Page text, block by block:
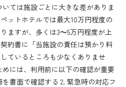
ては施設ごとに大きな差がありま
ットホテルでは最大10万円程度の
ますが、多くは3〜5万円程度が上
約書に「当施設の責任は預かり料
ているところも少なくありませ
には、利用前に以下の確認が重要
書面で確認する 2. 緊急時の対応フ